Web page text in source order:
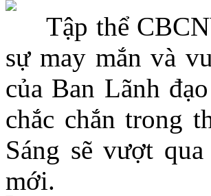
Tập thể
sự may mắn và
của Ban Lãnh
chắc chắn trong
Sáng sẽ vượt
mới.